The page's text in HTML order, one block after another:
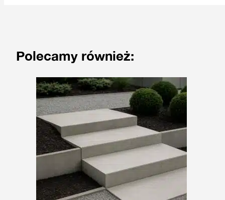
Polecamy również: